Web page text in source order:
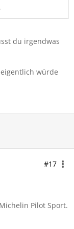
du irgendwas
würde
#17
Pilot Sport.